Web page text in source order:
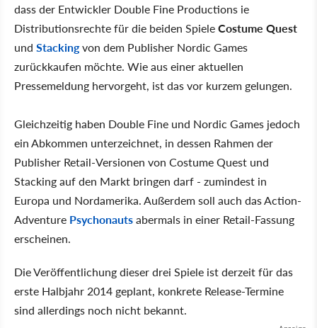
dass der Entwickler Double Fine Productions ie
Distributionsrechte für die beiden SpieleCostume Quest
und Stackingvon dem Publisher Nordic Games
zurückkaufen möchte. Wie aus einer aktuellen
Pressemeldung hervorgeht, ist das vor kurzem gelungen.
Gleichzeitig haben Double Fine und Nordic Games jedoch
ein Abkommen unterzeichnet, in dessen Rahmen der
Publisher Retail-Versionen von Costume Quest und
Stacking auf den Markt bringen darf - zumindest in
Europa und Nordamerika. Außerdem soll auch das Action-
Adventure Psychonautsabermals in einer Retail-Fassung
erscheinen.
Die Veröffentlichung dieser drei Spiele ist derzeit für das
erste Halbjahr 2014 geplant, konkrete Release-Termine
sind allerdings noch nicht bekannt.